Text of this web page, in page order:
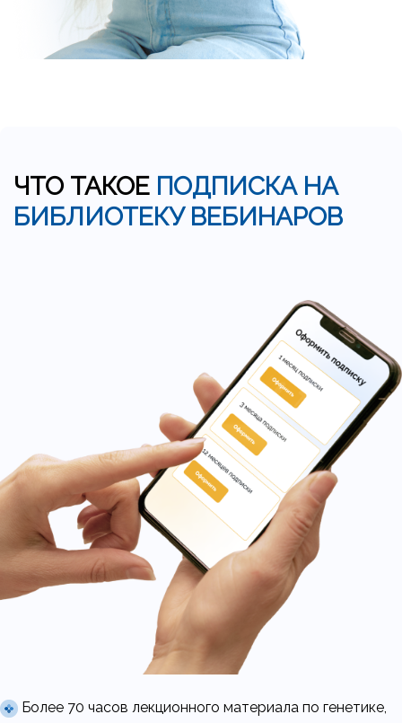
ЧТО ТАКОЕ ПОДПИСКА НА
БИБЛИОТЕКУ ВЕБИНАРОВ
Более 70 часов лекционного материала по генетике,